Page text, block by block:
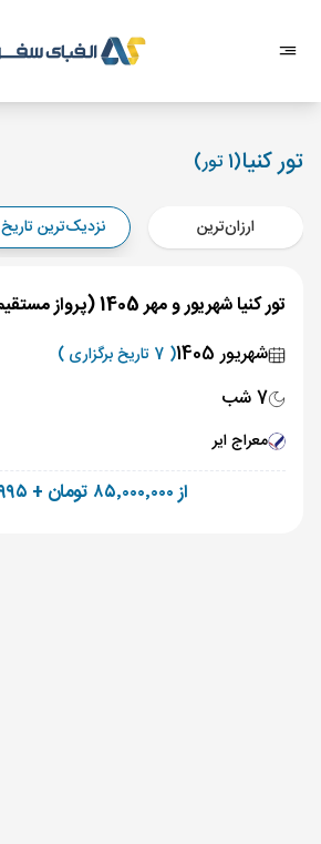
تور کنیا(1 تور)
ارزان‌ترین نزدیک‌ترین تاریخ
تور کنیا شهریور و مهر 1405 (پرواز مستقیم)
شهریور 1405
( 7 تاریخ برگزاری )
7 شب
معراج ایر
از ۸۵٬۰۰۰٬۰۰۰ تومان + ۱٬۹۹۵ دلار